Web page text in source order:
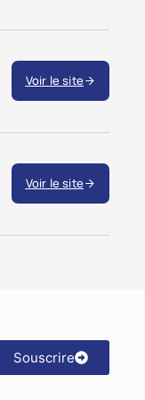
Voir le site
Voir le site
Souscrire